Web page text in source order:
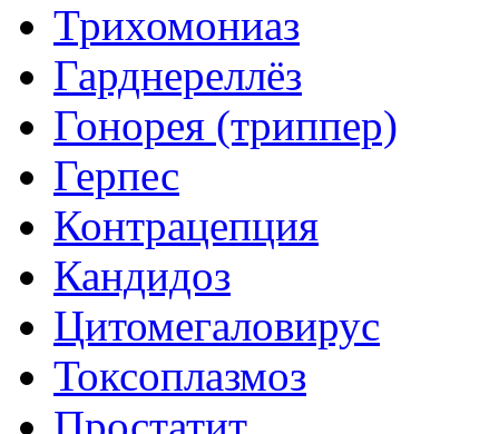
Трихомониаз
Гарднереллёз
Гонорея (триппер)
Герпес
Контрацепция
Кандидоз
Цитомегаловирус
Токсоплазмоз